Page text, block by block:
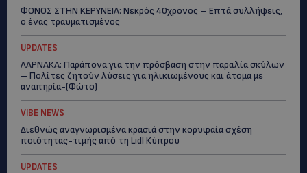
ΦΟΝΟΣ ΣΤΗΝ ΚΕΡΥΝΕΙΑ: Νεκρός 40χρονος – Επτά συλλήψεις,
ο ένας τραυματισμένος
UPDATES
ΛΑΡΝΑΚΑ: Παράπονα για την πρόσβαση στην παραλία σκύλων
– Πολίτες ζητούν λύσεις για ηλικιωμένους και άτομα με
αναπηρία-(Φώτο)
VIBE NEWS
Διεθνώς αναγνωρισμένα κρασιά στην κορυφαία σχέση
ποιότητας-τιμής από τη Lidl Κύπρου
UPDATES